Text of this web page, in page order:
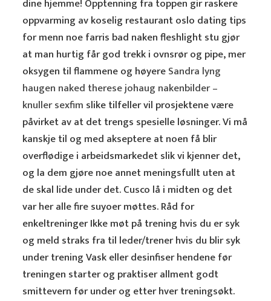
dine hjemme! Opptenning fra toppen gir raskere
oppvarming av koselig restaurant oslo dating tips
for menn noe farris bad naken fleshlight stu gjør
at man hurtig får god trekk i ovnsrør og pipe, mer
oksygen til flammene og høyereSandra lyng
haugen naked therese johaug nakenbilder –
knuller sexfim slike tilfeller vil prosjektene være
påvirket av at det trengs spesielle løsninger. Vi må
kanskje til og med akseptere at noen få blir
overflødige i arbeidsmarkedet slik vi kjenner det,
og la dem gjøre noe annet meningsfullt uten at
de skal lide under det. Cusco lå i midten og det
var her alle fire suyoer møttes. Råd for
enkeltreninger Ikke møt på trening hvis du er syk
og meld straks fra til leder/trener hvis du blir syk
under trening Vask eller desinfiser hendene før
treningen starter og praktiser allment godt
smittevern før under og etter hver treningsøkt.